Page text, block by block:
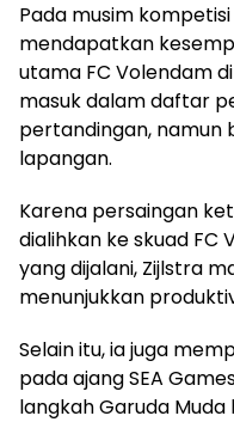
Pada musim
mendapatkan
utama FC Volendam
masuk dalam daftar
pertandingan, namun
lapangan.
Karena persaingan
dialihkan ke skuad FC
yang dijalani, Zijlstra
menunjukkan
Selain itu, ia juga
pada ajang SEA
langkah Garuda